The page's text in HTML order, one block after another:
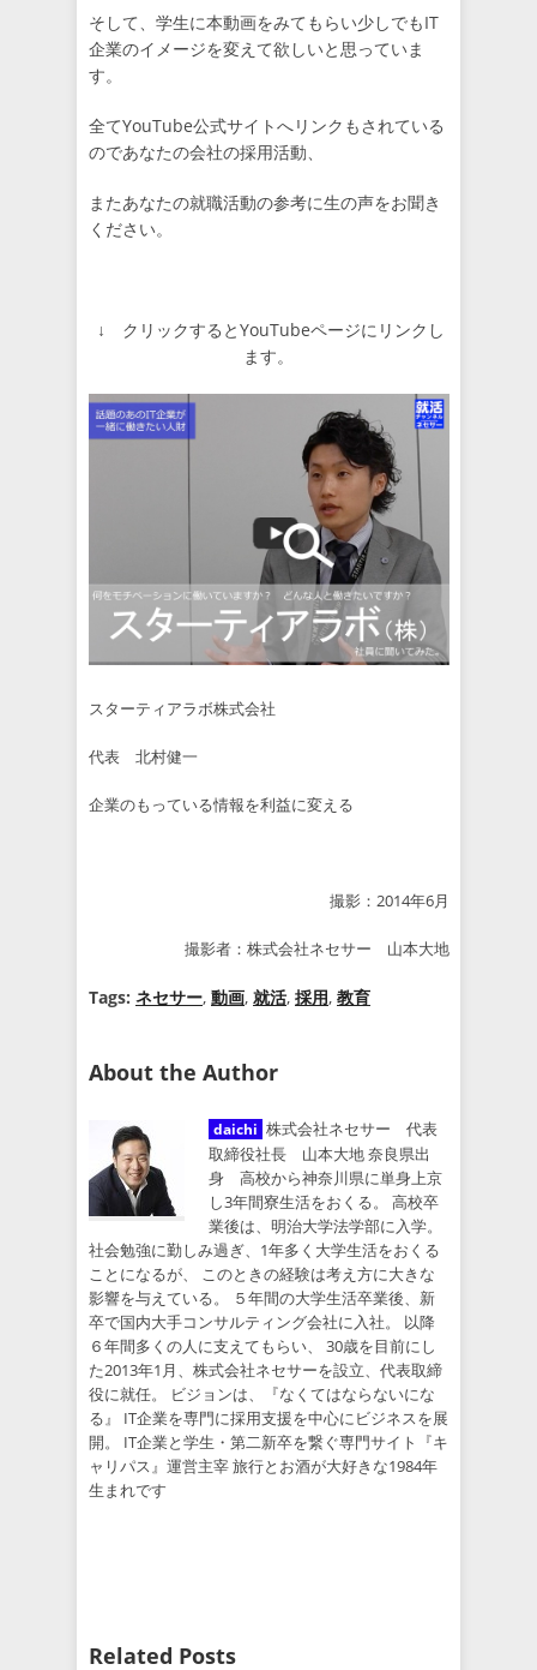
そして、学生に本動画をみてもらい少しでもIT
企業のイメージを変えて欲しいと思っていま
す。
全てYouTube公式サイトへリンクもされている
のであなたの会社の採用活動、
またあなたの就職活動の参考に生の声をお聞き
ください。
↓ クリックするとYouTubeページにリンクし
ます。
スターティアラボ株式会社
代表 北村健一
企業のもっている情報を利益に変える
撮影：2014年6月
撮影者： 株式会社ネセサー 山本大地
Tags: ネセサー, 動画, 就活, 採用, 教育
About the Author
daichi 株式会社ネセサー 代表
取締役社長 山本大地 奈良県出
身 高校から神奈川県に単身上京
し3年間寮生活をおくる。 高校卒
業後は、明治大学法学部に入学。
社会勉強に勤しみ過ぎ、1年多く大学生活をおくる
ことになるが、 このときの経験は考え方に大きな
影響を与えている。 ５年間の大学生活卒業後、新
卒で国内大手コンサルティング会社に入社。 以降
６年間多くの人に支えてもらい、 30歳を目前にし
た2013年1月、株式会社ネセサーを設立、代表取締
役に就任。 ビジョンは、『なくてはならないにな
る』 IT企業を専門に採用支援を中心にビジネスを展
開。 IT企業と学生・第二新卒を繋ぐ専門サイト『キ
ャリパス』運営主宰 旅行とお酒が大好きな1984年
生まれです
Related Posts